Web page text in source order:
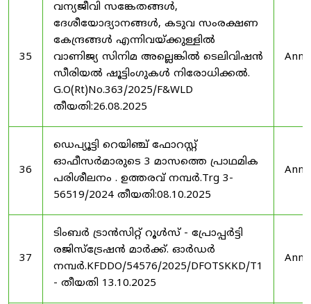
35
വന്യജീവി സങ്കേതങ്ങൾ,
ദേശീയോദ്യാനങ്ങൾ, കടുവ സംരക്ഷണ
കേന്ദ്രങ്ങൾ എന്നിവയ്ക്കുള്ളിൽ
വാണിജ്യ സിനിമ അല്ലെങ്കിൽ ടെലിവിഷൻ
സീരിയൽ ഷൂട്ടിംഗുകൾ നിരോധിക്കൽ.
G.O(Rt)No.363/2025/F&WLD
തീയതി:26.08.2025
36
ഡെപ്യൂട്ടി റെയിഞ്ച് ഫോറസ്റ്റ്
ഓഫീസർമാരുടെ 3 മാസത്തെ പ്രാഥമിക
പരിശീലനം . ഉത്തരവ് നമ്പർ.Trg 3-
56519/2024 തീയതി:08.10.2025
37
ടിംബർ ട്രാൻസിറ്റ് റൂൾസ് - പ്രോപ്പർട്ടി
രജിസ്ട്രേഷൻ മാർക്ക്. ഓർഡർ
നമ്പർ.KFDDO/54576/2025/DFOTSKKD/T1
- തീയതി 13.10.2025